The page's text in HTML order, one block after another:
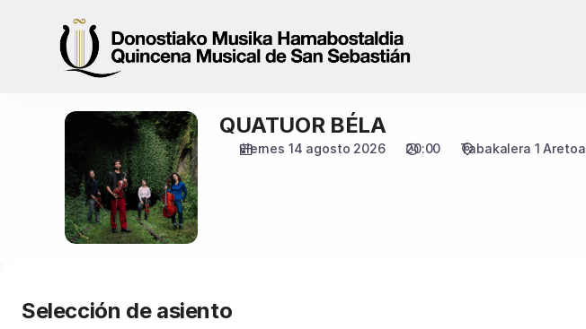
[Tabakalera
Sebastián
QUATUOR
QUATUOR BÉLA
viernes 14 agosto 2026 20:00 Tabakalera 1 Aretoa
Selección de asiento